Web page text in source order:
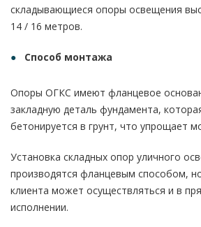
складывающиеся опоры освещения
14 / 16 метров.
Способ монтажа
Опоры ОГКС имеют фланцевое
закладную деталь фундамента,
бетонируется в грунт, что упрощает
Установка складных опор уличного
производятся фланцевым способом,
клиента может осуществляться и в
исполнении.